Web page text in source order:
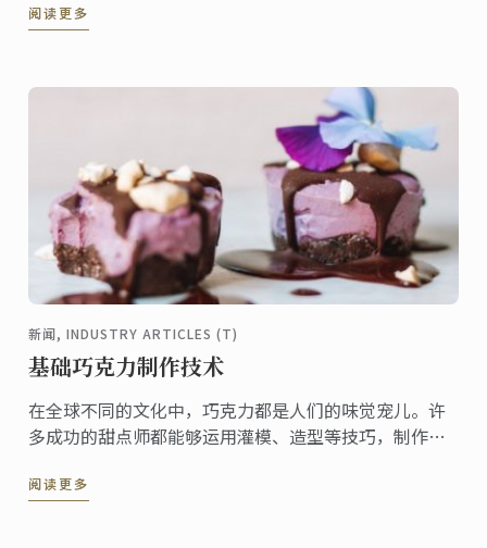
阅读更多
新闻, INDUSTRY ARTICLES (T)
基础巧克力制作技术
在全球不同的文化中，巧克力都是人们的味觉宠儿。许
多成功的甜点师都能够运用灌模、造型等技巧，制作创
阅读更多